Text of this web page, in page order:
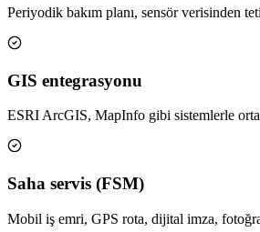
Periyodik bakım planı, sensör verisinden
GIS entegrasyonu
ESRI ArcGIS, MapInfo gibi sistemlerle
Saha servis (FSM)
Mobil iş emri, GPS rota, dijital imza,